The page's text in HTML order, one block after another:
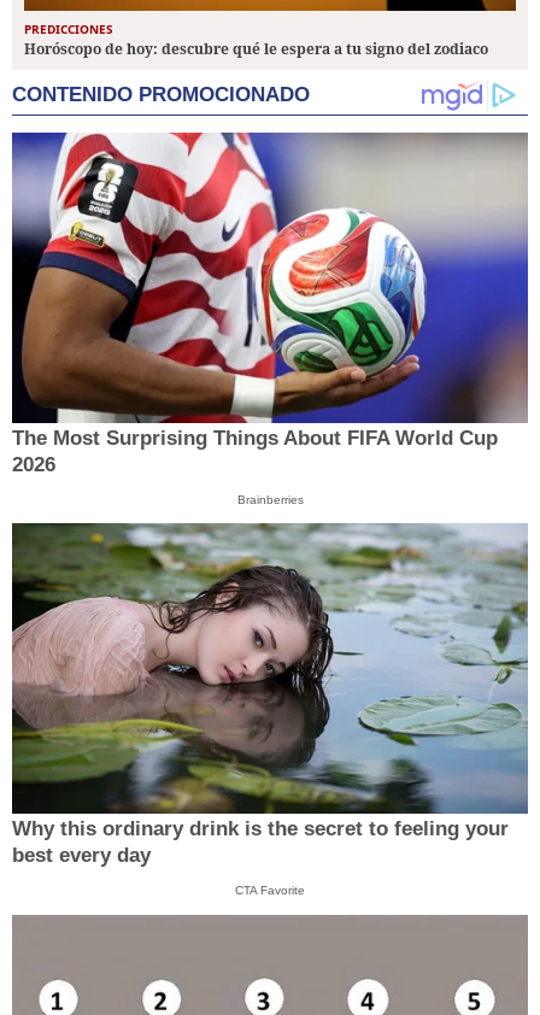
PREDICCIONES
Horóscopo de hoy: descubre qué le espera a tu signo del zodiaco
CONTENIDO PROMOCIONADO
The Most Surprising Things About FIFA World Cup
2026
Brainberries
Why this ordinary drink is the secret to feeling your
best every day
CTA Favorite